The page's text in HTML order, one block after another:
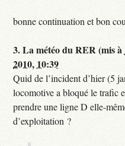
bonne continuation et bon
3.La météo du RER (mis
2010, 10:39
Quid de l’incident d’hier (5
locomotive a bloqué le trafic
prendre une ligne D elle-
d’exploitation ?